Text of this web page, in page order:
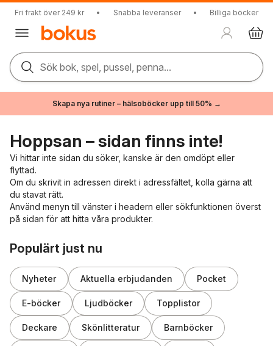
Fri frakt över 249 kr • Snabba leveranser • Billiga böcker
Sök bok, spel, pussel, penna...
Skapa nya rutiner – hälsoböcker upp till 50% →
Hoppsan – sidan finns inte!
Vi hittar inte sidan du söker, kanske är den omdöpt eller
flyttad.
Om du skrivit in adressen direkt i adressfältet, kolla gärna att
du stavat rätt.
Använd menyn till vänster i headern eller sökfunktionen överst
på sidan för att hitta våra produkter.
Populärt just nu
Nyheter Aktuella erbjudanden Pocket
E-böcker Ljudböcker Topplistor
Deckare Skönlitteratur Barnböcker